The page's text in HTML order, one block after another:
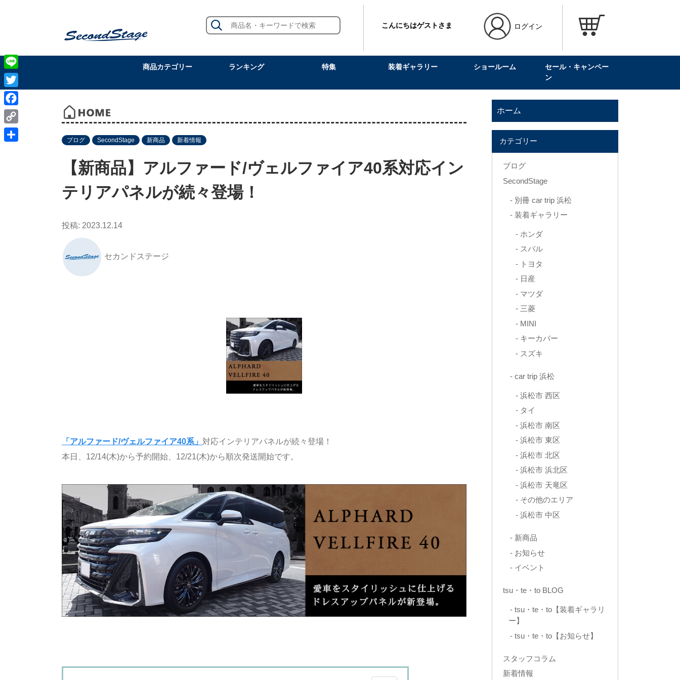
こんにちはゲストさま ログイン
商品カテゴリー ランキング 特集 装着ギャラリー ショールーム
セール・キャンペー
ン
ブログ SecondStage 新商品 新着情報
【新商品】アルファード/ヴェルファイア40系対応イン
テリアパネルが続々登場！
2023.12.14
セカンドステージ
「アルファード/ヴェルファイア40系」 対応インテリアパネルが続々登場！
本日、12/14(木)から予約開始、12/21(木)から順次発送開始です。
ホーム
カテゴリー
ブログ
SecondStage
別冊 car trip 浜松
装着ギャラリー
ホンダ
スバル
トヨタ
日産
マツダ
三菱
MINI
キーカバー
スズキ
car trip 浜松
浜松市 西区
タイ
浜松市 南区
浜松市 東区
浜松市 北区
浜松市 浜北区
浜松市 天竜区
その他のエリア
浜松市 中区
新商品
お知らせ
イベント
tsu・te・to BLOG
tsu・te・to【装着ギャラリ
ー】
tsu・te・to【お知らせ】
スタッフコラム
新着情報
Line
Twitter
Facebook
Copy
Link